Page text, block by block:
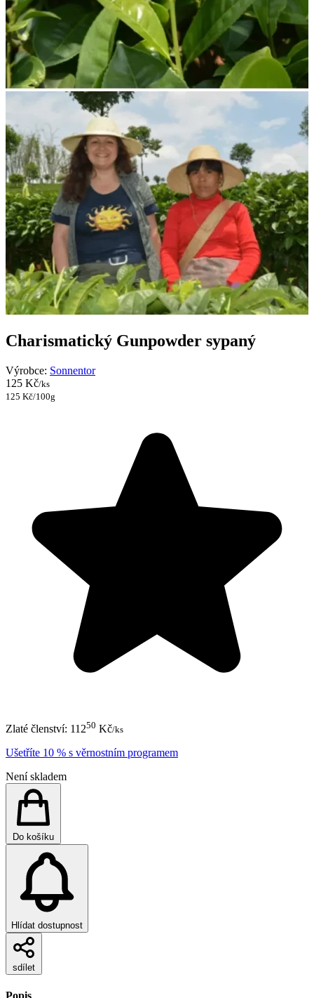
Charismatický Gunpowder sypaný
Výrobce: Sonnentor
125 Kč/ks
125 Kč/100g
Zlaté členství: 11250 Kč/ks
Ušetříte 10 % s věrnostním programem
Není skladem
Do košíku
Hlídat dostupnost
sdílet